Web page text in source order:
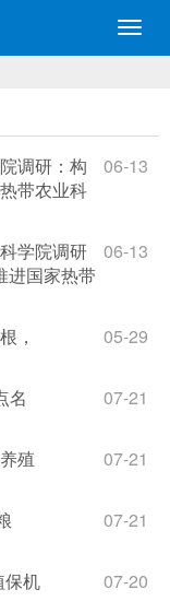
切
换
调研：构
带农业科
06-13
学院调研
进国家热带
06-13
，
05-29
名
07-21
殖
07-21
07-21
保机
07-20